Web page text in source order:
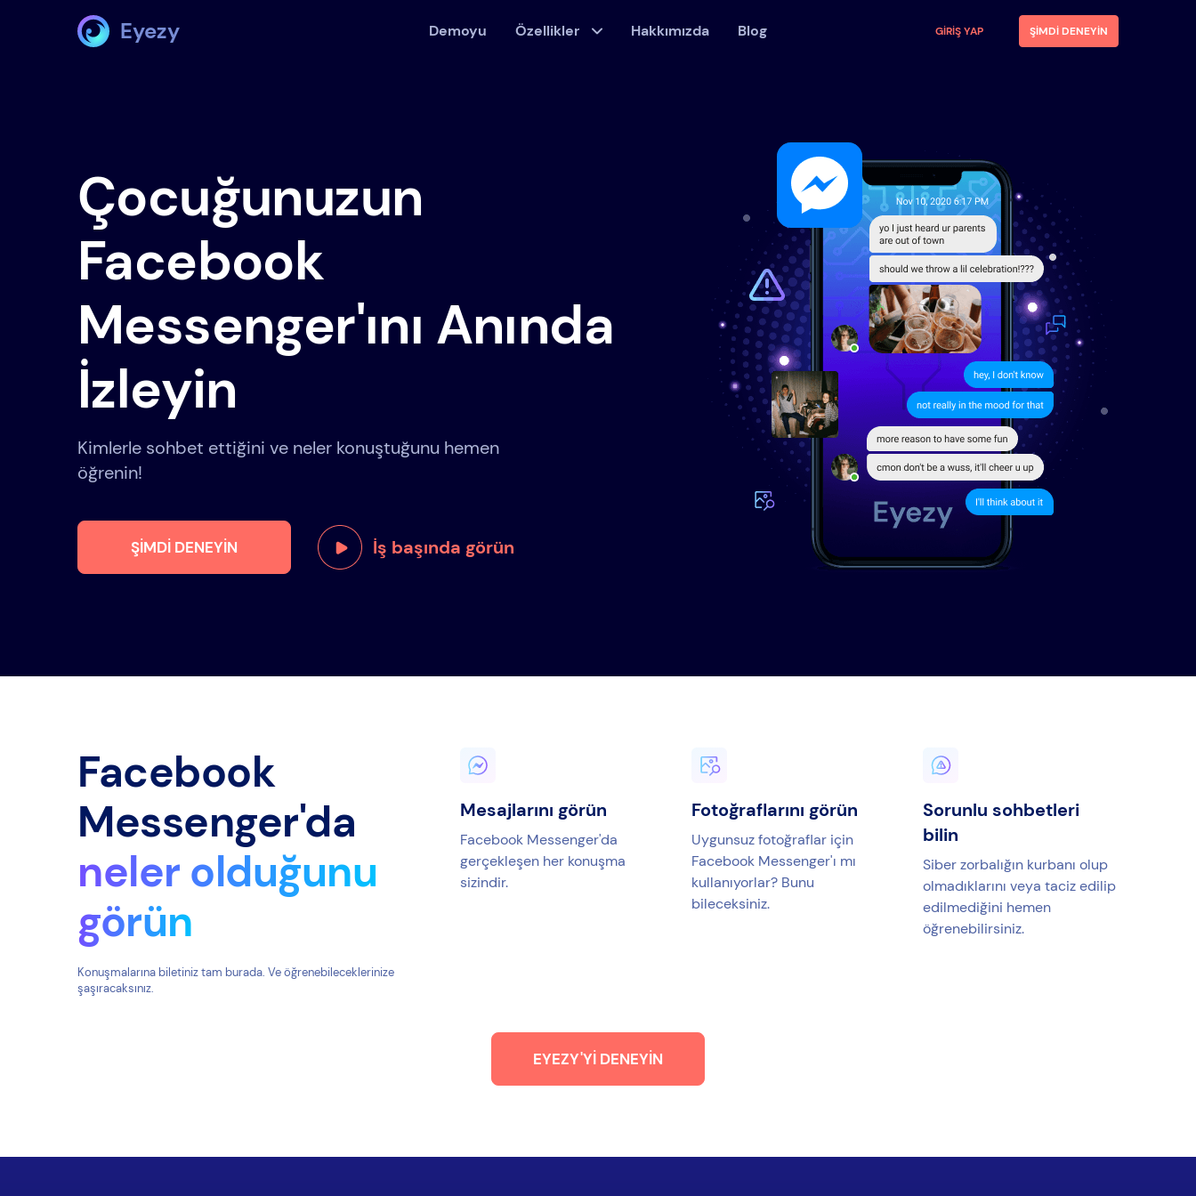
Eyezy Demoyu Özellikler Hakkımızda Blog GIRIŞ YAP ŞIMDI DENEYIN
Çocuğunuzun
Facebook
Messenger'ını Anında
İzleyin
Kimlerle sohbet ettiğini ve neler konuştuğunu hemen
öğrenin!
ŞIMDI DENEYIN İş başında görün
Facebook
Messenger'da
neler olduğunu
görün
Konuşmalarına biletiniz tam burada. Ve öğrenebileceklerinize
şaşıracaksınız.
Mesajlarını görün
Facebook Messenger'da
gerçekleşen her konuşma
sizindir.
Fotoğraflarını görün
Uygunsuz fotoğraflar için
Facebook Messenger'ı mı
kullanıyorlar? Bunu
bileceksiniz.
Sorunlu sohbetleri
bilin
Siber zorbalığın kurbanı olup
olmadıklarını veya taciz edilip
edilmediğini hemen
öğrenebilirsiniz.
EYEZY'YI DENEYIN